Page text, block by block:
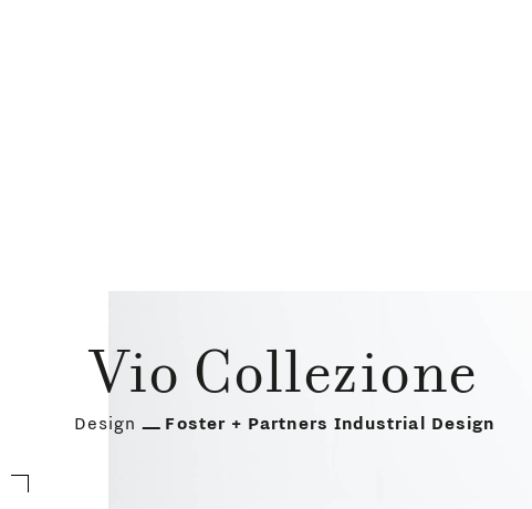
Vio Collezione
Design Foster + Partners Industrial Design